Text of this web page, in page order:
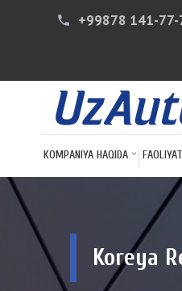
phone +99878 141-77-
KOMPANIYA HAQIDA FAOLIYAT
Koreya